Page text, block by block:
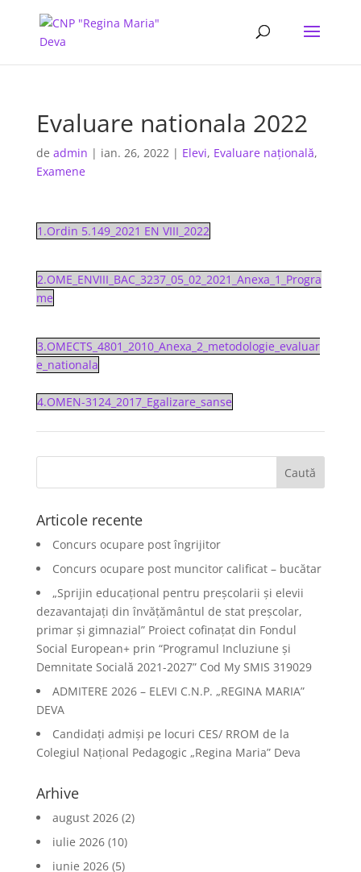
Evaluare nationala 2022
de admin | ian. 26, 2022| Elevi, Evaluare națională,
Examene
1.Ordin 5.149_2021 EN VIII_2022
2.OME_ENVIII_BAC_3237_05_02_2021_Anexa_1_Progra
me
3.OMECTS_4801_2010_Anexa_2_metodologie_evaluar
e_nationala
4.OMEN-3124_2017_Egalizare_sanse
Articole recente
Concurs ocupare post îngrijitor
Concurs ocupare post muncitor calificat – bucătar
„Sprijin educațional pentru preșcolarii și elevii
dezavantajați din învățământul de stat preșcolar,
primar și gimnazial” Proiect cofinațat din Fondul
Social European+ prin “Programul Incluziune și
Demnitate Socială 2021-2027” Cod My SMIS 319029
ADMITERE 2026 – ELEVI C.N.P. „REGINA MARIA”
DEVA
Candidați admiși pe locuri CES/ RROM de la
Colegiul Național Pedagogic „Regina Maria” Deva
Arhive
august 2026(2)
iulie 2026(10)
iunie 2026(5)